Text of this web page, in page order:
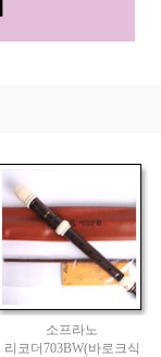
소프라노
리코더703BW(바로크식